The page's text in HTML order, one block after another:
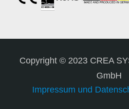
Copyright © 2023 CREA
GmbH
Impressum und